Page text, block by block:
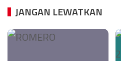
JANGAN LEWATKAN